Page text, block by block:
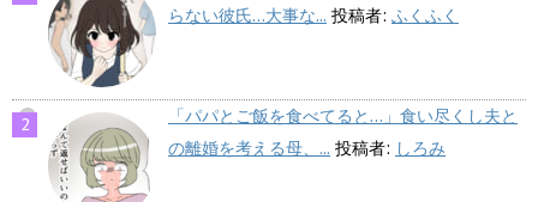
らない彼氏…大事な... 投稿者: ふくふく
「パパとご飯を食べてると…」食い尽くし夫と
の離婚を考える母、... 投稿者: しろみ